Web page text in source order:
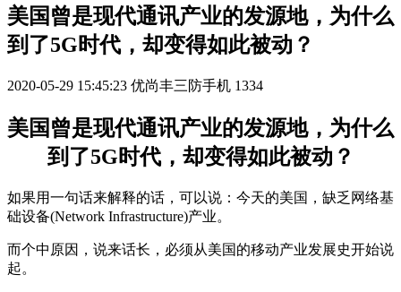
美国曾是现代通讯产业的发源地，为什么
到了5G时代，却变得如此被动？
2020-05-29 15:45:23 优尚丰三防手机 1334
美国曾是现代通讯产业的发源地，为什么
到了5G时代，却变得如此被动？
如果用一句话来解释的话，可以说：今天的美国，缺乏网络基
础设备(Network Infrastructure)产业。
而个中原因，说来话长，必须从美国的移动产业发展史开始说
起。